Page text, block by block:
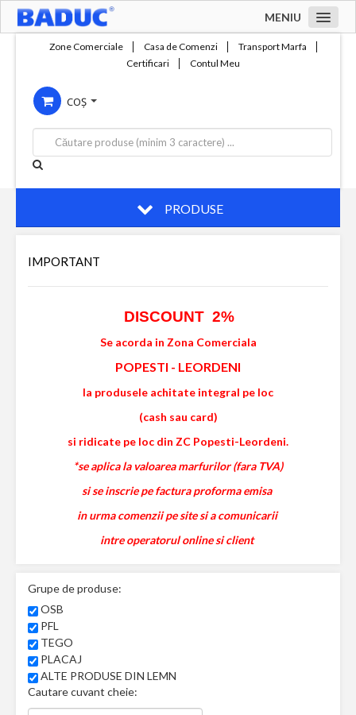
MENIU
Compania
Servicii
Productie
Contact
Zone Comerciale Casa de Comenzi
Transport Marfa
Certificari
Contul Meu
COȘ
PRODUSE
IMPORTANT
DISCOUNT 2%
Se acorda in Zona Comerciala
POPESTI - LEORDENI
la produsele achitate integral pe loc
(cash sau card)
si ridicate pe loc din ZC Popesti-Leordeni.
*se aplica la valoarea marfurilor (fara TVA)
si se inscrie pe factura proforma emisa
in urma comenzii pe site si a comunicarii
intre operatorul online si client
Grupe de produse:
OSB
PFL
TEGO
PLACAJ
ALTE PRODUSE DIN LEMN
Cautare cuvant cheie: